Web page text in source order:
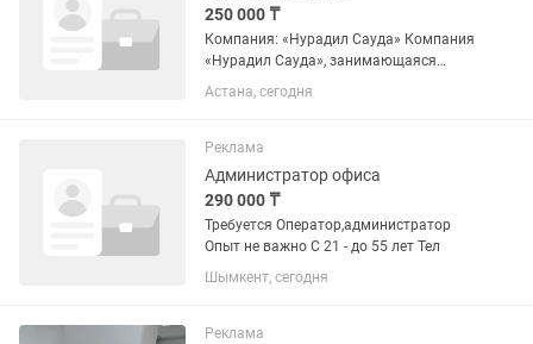
250 000 ₸
Компания: «Нурадил Сауда» Компания
«Нурадил Сауда», занимающаяся
производством жалюзи, карнизов и
комплектующих, в связи с открытием
приглашает на работу...
Астана, сегодня
Реклама
Администратор офиса
290 000 ₸
Требуется Оператор,администратор
Опыт не важно С 21 - до 55 лет Тел
Шымкент, сегодня
Реклама